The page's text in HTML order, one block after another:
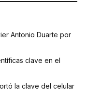
Antonio Duarte por
clave en el
la clave del celular